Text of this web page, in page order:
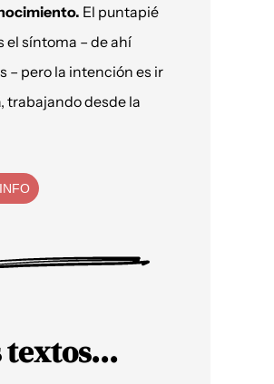
El puntapié
el síntoma – de ahí
– pero la intención es ir
trabajando desde la
textos...